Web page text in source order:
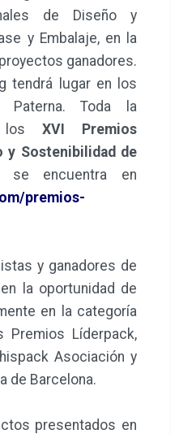
de Diseño y
y Embalaje, en la
ganadores.
tendrá lugar en los
Paterna. Toda la
los XVI Premios
y Sostenibilidad de
se encuentra en
premios-
y ganadores de
la oportunidad de
en la categoría
Premios Líderpack,
Asociación y
de Barcelona.
presentados en